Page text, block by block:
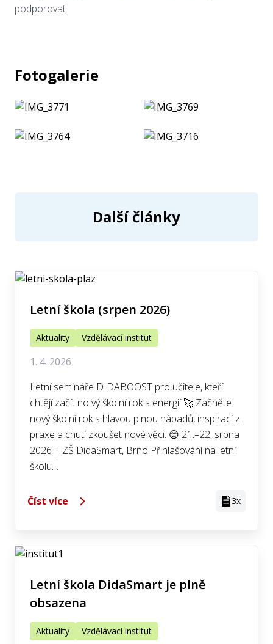
podporovat.
Fotogalerie
Další články
Letní škola (srpen 2026)
Aktuality Vzdělávací institut
1. 4. 2026
Letní semináře DIDABOOST pro učitele, kteří
chtějí začít no vý školní rok s energií 🚀 Začněte
nový školní rok s hlavou plnou nápadů, inspirací z
praxe a chutí zkoušet nové věci. 😊 21.–22. srpna
2026 | ZŠ DidaSmart, Brno Přihlašování na letní
školu…
Číst více 3x
Letní škola DidaSmart je plně
obsazena
Aktuality Vzdělávací institut